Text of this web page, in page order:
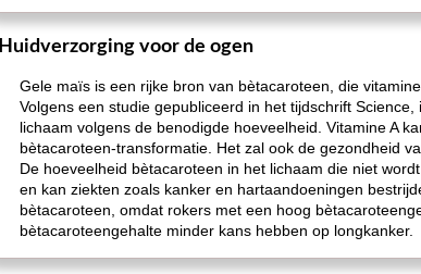
Huidverzorging voor de ogen
Gele maïs is een rijke bron van bètacaroteen, die
Volgens een studie gepubliceerd in het tijdschrift
lichaam volgens de benodigde hoeveelheid. Vitamine A
bètacaroteen-transformatie. Het zal ook de gezondheid
De hoeveelheid bètacaroteen in het lichaam die niet
en kan ziekten zoals kanker en hartaandoeningen
bètacaroteen, omdat rokers met een hoog
bètacaroteengehalte minder kans hebben op longkanker.